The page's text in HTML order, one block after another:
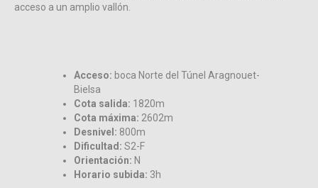
acceso a un amplio vallón.
Acceso: boca Norte del Túnel Aragnouet-
Bielsa
Cota salida: 1820m
Cota máxima: 2602m
Desnivel: 800m
Dificultad: S2-F
Orientación: N
Horario subida: 3h